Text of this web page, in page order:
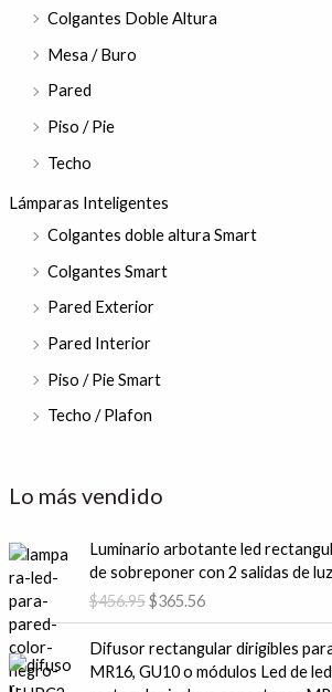
Colgantes Doble Altura
Mesa / Buro
Pared
Piso / Pie
Techo
Lámparas Inteligentes
Colgantes doble altura Smart
Colgantes Smart
Pared Exterior
Pared Interior
Piso / Pie Smart
Techo / Plafon
Lo más vendido
Luminario arbotante led
de sobreponer con 2 salidas de
$456.95
l
p
r
c
i
$365.56
l
p
r
c
i
Difusor rectangular dirigibles
MR16, GU10 o módulos Led de
l
p
l
p